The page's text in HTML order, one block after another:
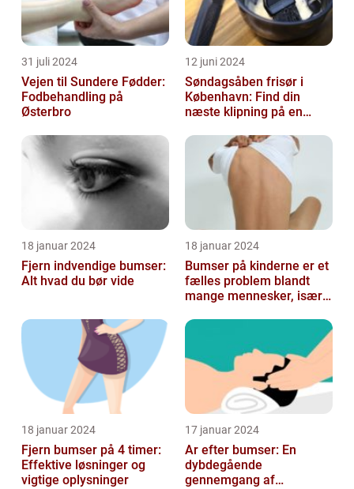
31 juli 2024
Vejen til Sundere Fødder:
Fodbehandling på
Østerbro
12 juni 2024
Søndagsåben frisør i
København: Find din
næste klipning på en
18 januar 2024
Fjern indvendige bumser:
Alt hvad du bør vide
18 januar 2024
Bumser på kinderne er et
fælles problem blandt
mange mennesker, især
kosmetikfor...
18 januar 2024
Fjern bumser på 4 timer:
Effektive løsninger og
vigtige oplysninger
17 januar 2024
Ar efter bumser: En
dybdegående
gennemgang af